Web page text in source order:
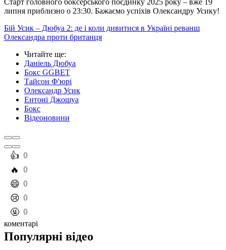
Старт головного боксерського поєдинку 2025 року – вже 19
липня приблизно о 23:30. Бажаємо успіхів Олександру Усику!
Бій Усик – Дюбуа 2: де і коли дивитися в Україні реванш
Олександра проти британця
Читайте ще:
Даніель Дюбуа
Бокс GGBET
Тайсон Ф'юрі
Олександр Усик
Ентоні Джошуа
Бокс
Відеоновини
️👍 0
️🔥 0
️😄 0
️😢 0
️🤬 0
коментарі